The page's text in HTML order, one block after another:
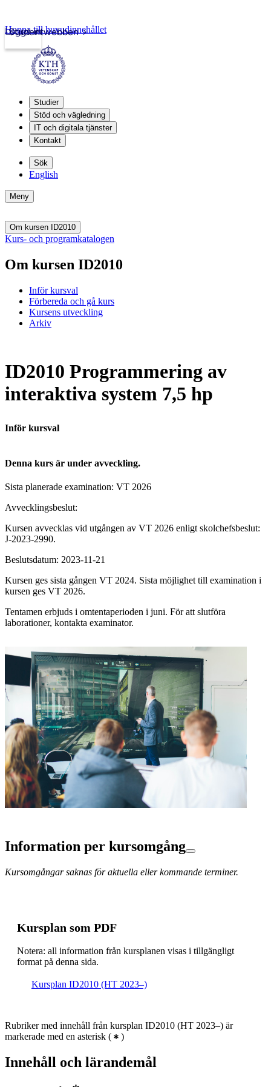
Studentwebben
Logga in
Hoppa till huvudinnehållet
Studier
Stöd och vägledning
IT och digitala tjänster
Kontakt
Sök
English
Meny
Om kursen ID2010
Kurs- och programkatalogen
Om kursen ID2010
Inför kursval
Förbereda och gå kurs
Kursens utveckling
Arkiv
ID2010 Programmering av
interaktiva system 7,5 hp
Inför kursval
Denna kurs är under avveckling.
Sista planerade examination: VT 2026
Avvecklingsbeslut:
Kursen avvecklas vid utgången av VT 2026 enligt skolchefsbeslut:
J-2023-2990.
Beslutsdatum: 2023-11-21
Kursen ges sista gången VT 2024. Sista möjlighet till examination i
kursen ges VT 2026.
Tentamen erbjuds i omtentaperioden i juni. För att slutföra
laborationer, kontakta examinator.
Information per kursomgång
Kursomgångar saknas för aktuella eller kommande terminer.
Kursplan som PDF
Notera: all information från kursplanen visas i tillgängligt
format på denna sida.
Kursplan ID2010 (HT 2023–)
Rubriker med innehåll från kursplan ID2010 (HT 2023–) är
markerade med en asterisk ( )
Innehåll och lärandemål